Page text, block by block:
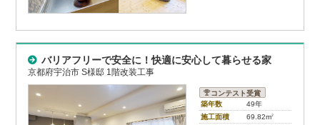
バリアフリーで安全に！快適に安心して暮らせる家
京都府宇治市 S様邸 1階改装工事
コンテスト受賞
築年数
49年
施工面積
69.82m2